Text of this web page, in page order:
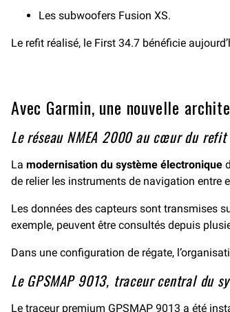
Les subwoofers Fusion XS.
Le refit réalisé, le First 34.7 bénéficie
Avec Garmin, une nouvelle
Le réseau NMEA 2000 au cœur du
La modernisation du système électronique
de relier les instruments de navigation entre
Les données des capteurs sont transmises
exemple, peuvent être consultés depuis
Dans une configuration de régate,
Le GPSMAP 9013, traceur central du
Le traceur premium GPSMAP 9013 a été